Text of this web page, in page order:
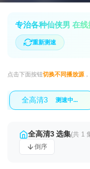
专治各种仙侠男 在线
重新测速
点击下面按钮切换不同播放源
全高清3 测速中...
全高清3 选集(共 1
倒序